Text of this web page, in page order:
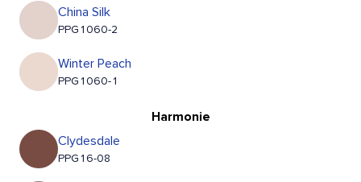
China Silk
PPG1060-2
Winter Peach
PPG1060-1
Harmonie
Clydesdale
PPG16-08